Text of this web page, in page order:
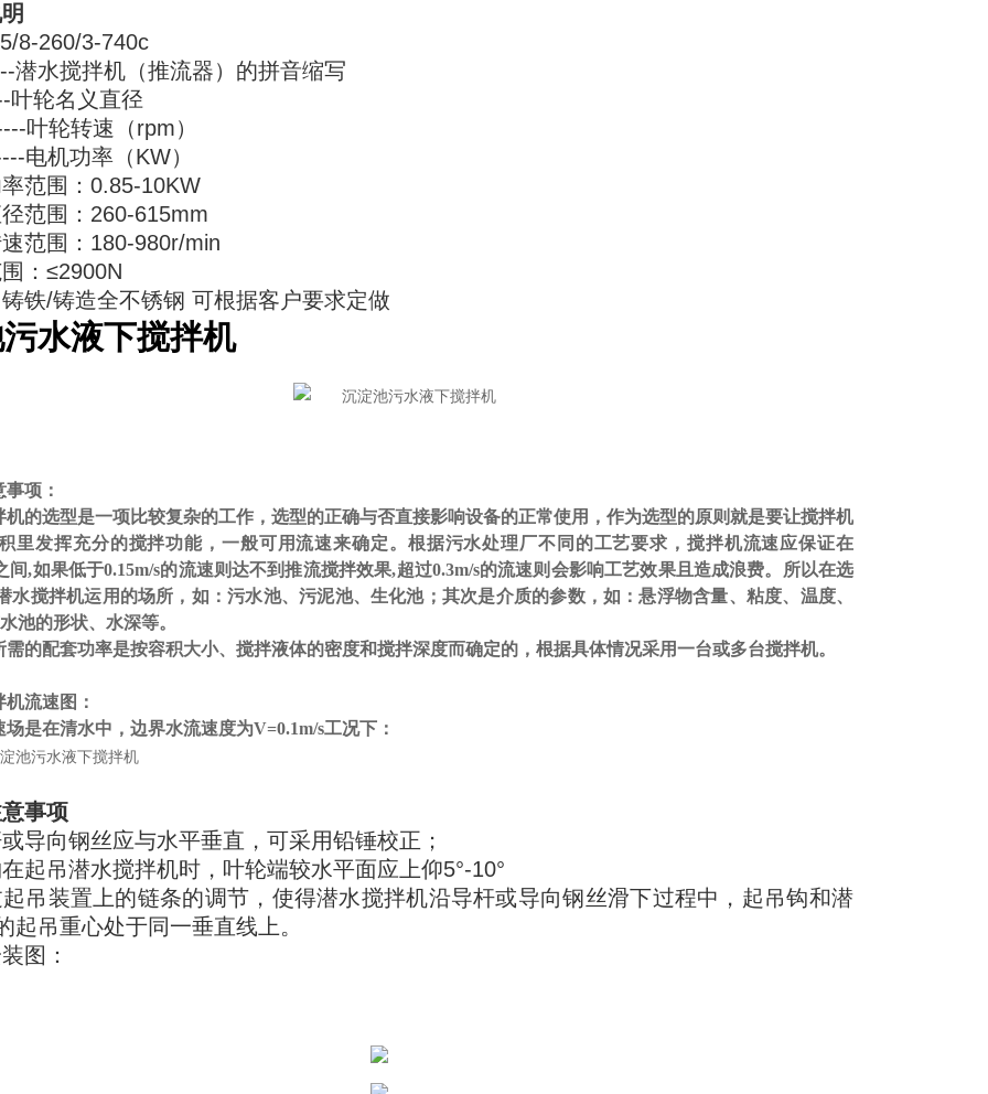
8-260/3-740c
潜水搅拌机（推流器）的拼音缩写
叶轮名义直径
叶轮转速（rpm）
电机功率（KW）
范围：0.85-10KW
范围：260-615mm
范围：180-980r/min
：≤2900N
铁/铸造全不锈钢 可根据客户要求定做
水液下搅拌机
项：
机的选型是一项比较复杂的工作，选型的正确与否直接影响设备的正常使用，作为选型的原则就是要让搅拌机
里发挥充分的搅拌功能，一般可用流速来确定。根据污水处理厂不同的工艺要求，搅拌机流速应保证在
间,如果低于0.15m/s的流速则达不到推流搅拌效果,超过0.3m/s的流速则会影响工艺效果且造成浪费。所以在选
水搅拌机运用的场所，如：污水池、污泥池、生化池；其次是介质的参数，如：悬浮物含量、粘度、温度、
池的形状、水深等。
需的配套功率是按容积大小、搅拌液体的密度和搅拌深度而确定的，根据具体情况采用一台或多台搅拌机。
流速图：
场是在清水中，边界水流速度为V=0.1m/s工况下：
事项
导向钢丝应与水平垂直，可采用铅锤校正；
起吊潜水搅拌机时，叶轮端较水平面应上仰5°-10°
吊装置上的链条的调节，使得潜水搅拌机沿导杆或导向钢丝滑下过程中，起吊钩和潜
起吊重心处于同一垂直线上。
图：